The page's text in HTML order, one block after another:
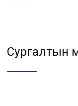
Сургалтын